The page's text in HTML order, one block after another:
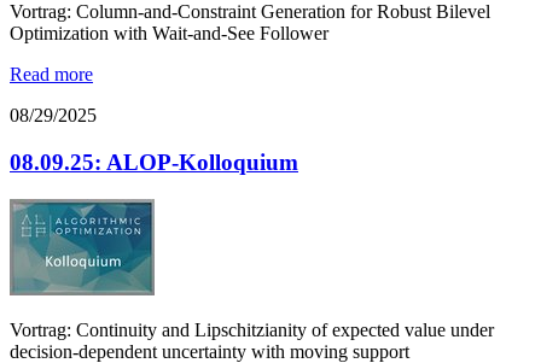
Vortrag: Column-and-Constraint Generation for Robust Bilevel
Optimization with Wait-and-See Follower
Read more
08/29/2025
08.09.25: ALOP-Kolloquium
Vortrag: Continuity and Lipschitzianity of expected value under
decision-dependent uncertainty with moving support